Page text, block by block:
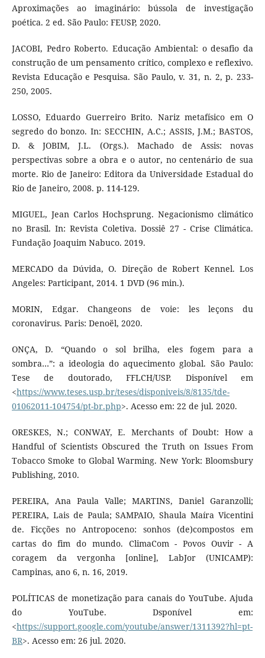
Aproximações ao imaginário: bússola de investigação
poética. 2 ed. São Paulo: FEUSP, 2020.
JACOBI, Pedro Roberto. Educação Ambiental: o desafio da
construção de um pensamento crítico, complexo e reflexivo.
Revista Educação e Pesquisa. São Paulo, v. 31, n. 2, p. 233-
250, 2005.
LOSSO, Eduardo Guerreiro Brito. Nariz metafísico em O
segredo do bonzo. In: SECCHIN, A.C.; ASSIS, J.M.; BASTOS,
D. & JOBIM, J.L. (Orgs.). Machado de Assis: novas
perspectivas sobre a obra e o autor, no centenário de sua
morte. Rio de Janeiro: Editora da Universidade Estadual do
Rio de Janeiro, 2008. p. 114-129.
MIGUEL, Jean Carlos Hochsprung. Negacionismo climático
no Brasil. In: Revista Coletiva. Dossiê 27 - Crise Climática.
Fundação Joaquim Nabuco. 2019.
MERCADO da Dúvida, O. Direção de Robert Kennel. Los
Angeles: Participant, 2014. 1 DVD (96 min.).
MORIN, Edgar. Changeons de voie: les leçons du
coronavirus. Paris: Denoël, 2020.
ONÇA, D. “Quando o sol brilha, eles fogem para a
sombra…”: a ideologia do aquecimento global. São Paulo:
Tese de doutorado, FFLCH/USP. Disponível em
<https://www.teses.usp.br/teses/disponiveis/8/8135/tde-
01062011-104754/pt-br.php>. Acesso em: 22 de jul. 2020.
ORESKES, N.; CONWAY, E. Merchants of Doubt: How a
Handful of Scientists Obscured the Truth on Issues From
Tobacco Smoke to Global Warming. New York: Bloomsbury
Publishing, 2010.
PEREIRA, Ana Paula Valle; MARTINS, Daniel Garanzolli;
PEREIRA, Lais de Paula; SAMPAIO, Shaula Maíra Vicentini
de. Ficções no Antropoceno: sonhos (de)compostos em
cartas do fim do mundo. ClimaCom - Povos Ouvir - A
coragem da vergonha [online], LabJor (UNICAMP):
Campinas, ano 6, n. 16, 2019.
POLÍTICAS de monetização para canais do YouTube. Ajuda
do YouTube. Dsponível em:
<https://support.google.com/youtube/answer/1311392?hl=pt-
BR>. Acesso em: 26 jul. 2020.